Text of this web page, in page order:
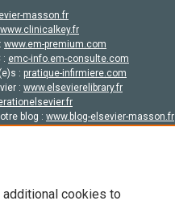
masson.fr
www.clinicalkey.fr
www.em-premium.com
: emc-info.em-consulte.com
: pratique-infirmiere.com
: www.elsevierelibrary.fr
blog : www.blog-elsevier-masson.fr
cookies to